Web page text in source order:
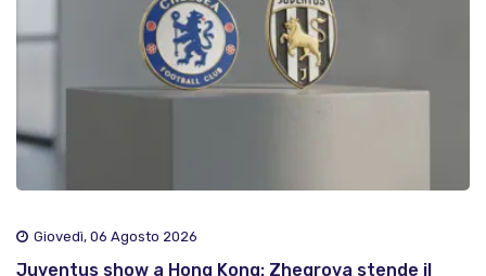
Giovedì, 06 Agosto 2026
Juventus show a Hong Kong: Zhegrova stende il